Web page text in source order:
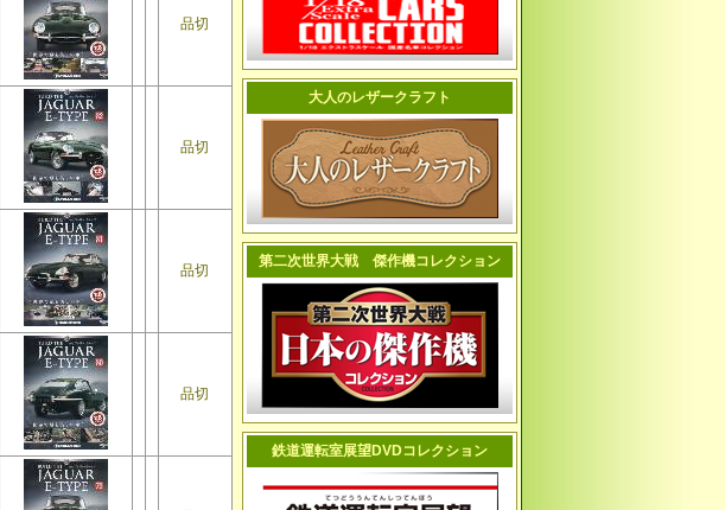
品切
品切
品切
品切
大人のレザークラフト
第二次世界大戦 傑作機コレクション
鉄道運転室展望DVDコレクション